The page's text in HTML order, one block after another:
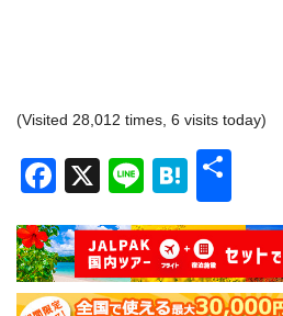
(Visited 28,012 times, 6 visits today)
Facebook
X LineHatena